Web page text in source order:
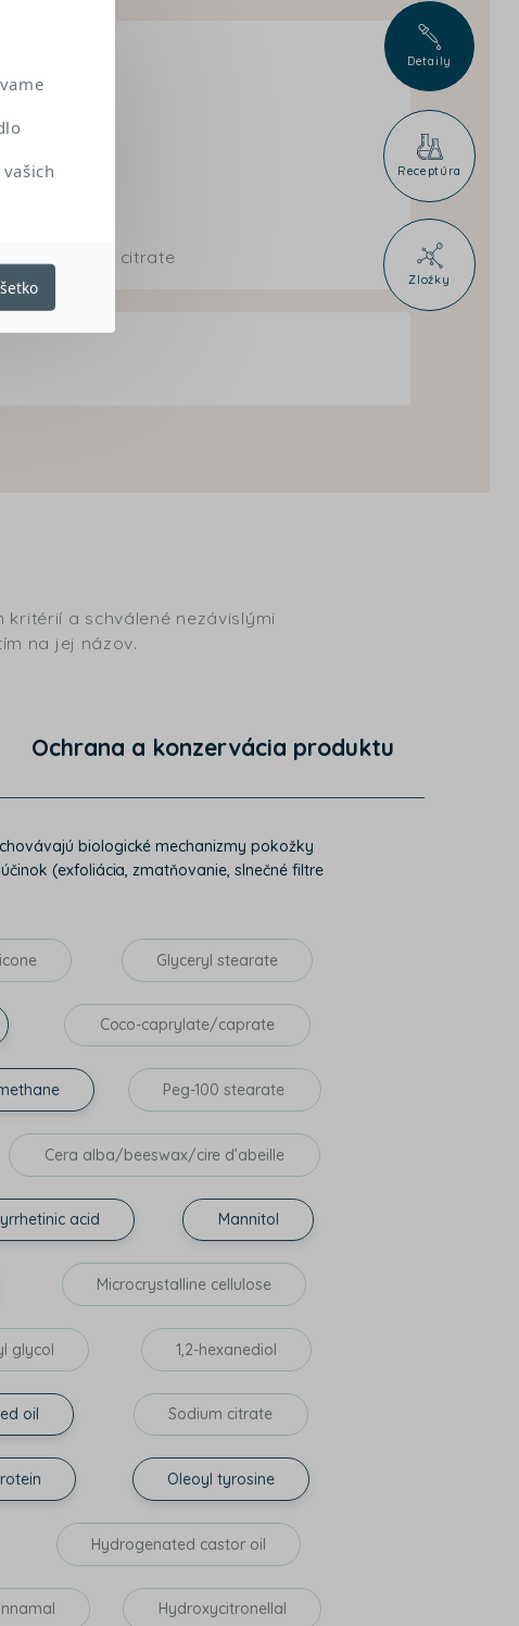
Detaily
Receptúra
Zložky
citrate
a schválené nezávislými
na jej názov.
Ochrana a konzervácia produktu
biologické mechanizmy pokožky
(exfoliácia, zmatňovanie, slnečné filtre
Glyceryl stearate
Coco-caprylate/caprate
Peg-100 stearate
Cera alba/beeswax/cire d’abeille
acid Mannitol
Microcrystalline cellulose
glycol 1,2-hexanediol
oil Sodium citrate
Oleoyl tyrosine
Hydrogenated castor oil
Hydroxycitronellal